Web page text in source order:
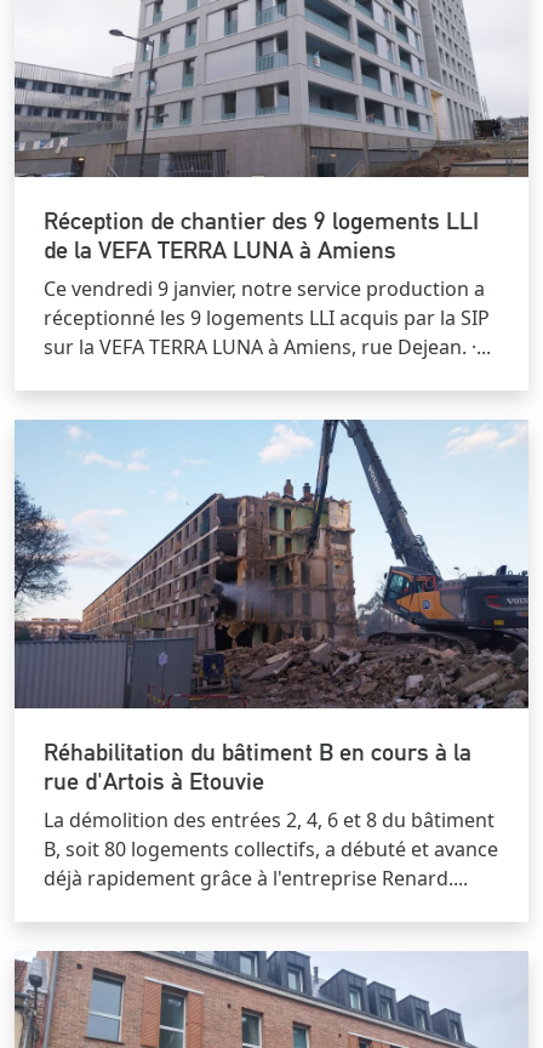
Réception de chantier des 9 logements LLI
de la VEFA TERRA LUNA à Amiens
Ce vendredi 9 janvier, notre service production a
réceptionné les 9 logements LLI acquis par la SIP
sur la VEFA TERRA LUNA à Amiens, rue Dejean. ·...
Réhabilitation du bâtiment B en cours à la
rue d'Artois à Etouvie
La démolition des entrées 2, 4, 6 et 8 du bâtiment
B, soit 80 logements collectifs, a débuté et avance
déjà rapidement grâce à l'entreprise Renard....